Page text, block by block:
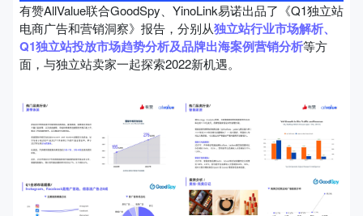
有赞AllValue联合GoodSpy、YinoLink易诺出品了《Q1独立站
电商广告和营销洞察》报告，分别从独立站行业市场解析、
Q1独立站投放市场趋势分析及品牌出海案例营销分析等方
面，与独立站卖家一起探索2022新机遇。